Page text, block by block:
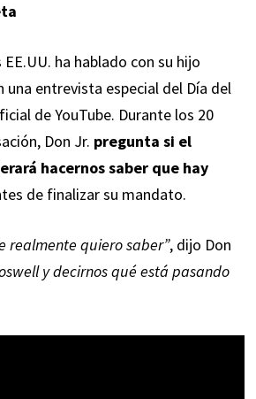
ha hablado con su hijo
una entrevista especial del Día del
de YouTube. Durante los 20
Don Jr. pregunta si el
hacernos saber que hay
de finalizar su mandato.
realmente quiero saber”, dijo Don
y decirnos qué está pasando